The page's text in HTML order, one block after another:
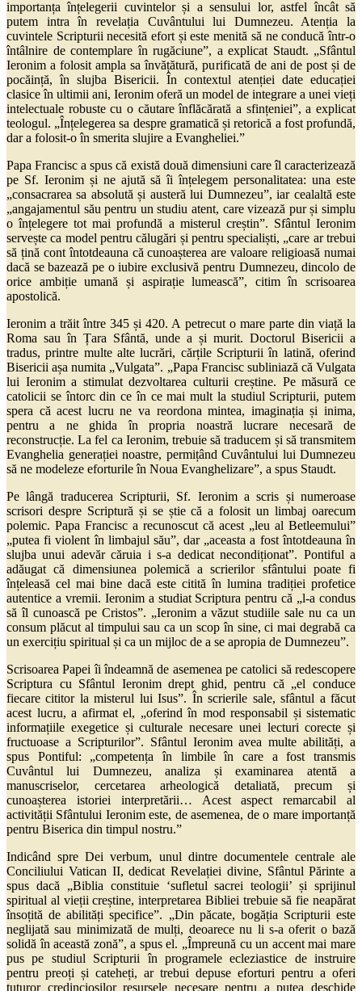
importanța înțelegerii cuvintelor și a sensului lor, astfel încât să
putem intra în revelația Cuvântului lui Dumnezeu. Atenția la
cuvintele Scripturii necesită efort și este menită să ne conducă într-o
întâlnire de contemplare în rugăciune”, a explicat Staudt. „Sfântul
Ieronim a folosit ampla sa învățătură, purificată de ani de post și de
pocăință, în slujba Bisericii. În contextul atenției date educației
clasice în ultimii ani, Ieronim oferă un model de integrare a unei vieți
intelectuale robuste cu o căutare înflăcărată a sfințeniei”, a explicat
teologul. „Înțelegerea sa despre gramatică și retorică a fost profundă,
dar a folosit-o în smerita slujire a Evangheliei.”
Papa Francisc a spus că există două dimensiuni care îl caracterizează
pe Sf. Ieronim și ne ajută să îi înțelegem personalitatea: una este
„consacrarea sa absolută și austeră lui Dumnezeu”, iar cealaltă este
„angajamentul său pentru un studiu atent, care vizează pur și simplu
o înțelegere tot mai profundă a misterul creștin”. Sfântul Ieronim
servește ca model pentru călugări și pentru specialiști, „care ar trebui
să țină cont întotdeauna că cunoașterea are valoare religioasă numai
dacă se bazează pe o iubire exclusivă pentru Dumnezeu, dincolo de
orice ambiție umană și aspirație lumească”, citim în scrisoarea
apostolică.
Ieronim a trăit între 345 și 420. A petrecut o mare parte din viață la
Roma sau în Țara Sfântă, unde a și murit. Doctorul Bisericii a
tradus, printre multe alte lucrări, cărțile Scripturii în latină, oferind
Bisericii așa numita „Vulgata”. „Papa Francisc subliniază că Vulgata
lui Ieronim a stimulat dezvoltarea culturii creștine. Pe măsură ce
catolicii se întorc din ce în ce mai mult la studiul Scripturii, putem
spera că acest lucru ne va reordona mintea, imaginația și inima,
pentru a ne ghida în propria noastră lucrare necesară de
reconstrucție. La fel ca Ieronim, trebuie să traducem și să transmitem
Evanghelia generației noastre, permițând Cuvântului lui Dumnezeu
să ne modeleze eforturile în Noua Evanghelizare”, a spus Staudt.
Pe lângă traducerea Scripturii, Sf. Ieronim a scris și numeroase
scrisori despre Scriptură și se știe că a folosit un limbaj oarecum
polemic. Papa Francisc a recunoscut că acest „leu al Betleemului”
„putea fi violent în limbajul său”, dar „aceasta a fost întotdeauna în
slujba unui adevăr căruia i s-a dedicat necondiționat”. Pontiful a
adăugat că dimensiunea polemică a scrierilor sfântului poate fi
înțeleasă cel mai bine dacă este citită în lumina tradiției profetice
autentice a vremii. Ieronim a studiat Scriptura pentru că „l-a condus
să îl cunoască pe Cristos”. „Ieronim a văzut studiile sale nu ca un
consum plăcut al timpului sau ca un scop în sine, ci mai degrabă ca
un exercițiu spiritual și ca un mijloc de a se apropia de Dumnezeu”.
Scrisoarea Papei îi îndeamnă de asemenea pe catolici să redescopere
Scriptura cu Sfântul Ieronim drept ghid, pentru că „el conduce
fiecare cititor la misterul lui Isus”. În scrierile sale, sfântul a făcut
acest lucru, a afirmat el, „oferind în mod responsabil și sistematic
informațiile exegetice și culturale necesare unei lecturi corecte și
fructuoase a Scripturilor”. Sfântul Ieronim avea multe abilități, a
spus Pontiful: „competența în limbile în care a fost transmis
Cuvântul lui Dumnezeu, analiza și examinarea atentă a
manuscriselor, cercetarea arheologică detaliată, precum și
cunoașterea istoriei interpretării… Acest aspect remarcabil al
activității Sfântului Ieronim este, de asemenea, de o mare importanță
pentru Biserica din timpul nostru.”
Indicând spre Dei verbum, unul dintre documentele centrale ale
Conciliului Vatican II, dedicat Revelației divine, Sfântul Părinte a
spus dacă „Biblia constituie ‘sufletul sacrei teologii’ și sprijinul
spiritual al vieții creștine, interpretarea Bibliei trebuie să fie neapărat
însoțită de abilități specifice”. „Din păcate, bogăția Scripturii este
neglijată sau minimizată de mulți, deoarece nu li s-a oferit o bază
solidă în această zonă”, a spus el. „Împreună cu un accent mai mare
pus pe studiul Scripturii în programele ecleziastice de instruire
pentru preoți și cateheți, ar trebui depuse eforturi pentru a oferi
tuturor credincioșilor resursele necesare pentru a putea deschide